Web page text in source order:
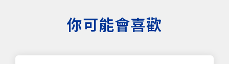
你可能會喜歡